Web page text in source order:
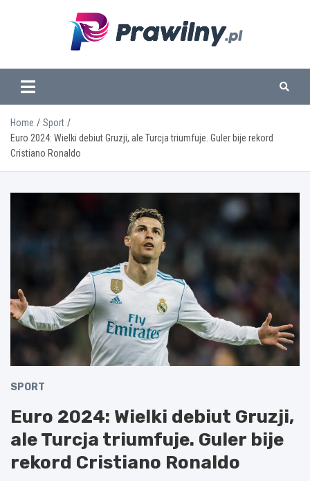
www.prawilny.pl
Home
Sport
Euro 2024: Wielki debiut Gruzji, ale Turcja triumfuje. Guler bije rekord
Cristiano Ronaldo
SPORT
Euro 2024: Wielki debiut Gruzji,
ale Turcja triumfuje. Guler bije
rekord Cristiano Ronaldo